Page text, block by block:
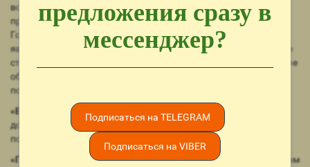
предложения сразу в
мессенджер?
Подписаться на TELEGRAM
Подписаться на VIBER
водой. Красивые островки, песчаные дюны, белые лилии в
прудах — все это делает Мобор непохожим на другие части
Гоа. Роскошные белые пески, как и все пляжи Индии,
являются здесь муниципальной собственностью — так что не
стоит обращать слишком много внимания на самодеятельные
объявления местных отелей о том, что какая-то часть
побережья предназначена исключительно для их гостей.
«Бетул» (Betul)
— самый труднодоступный пляж, куда нужно
добираться на моторной лодке. Зато в тамошних ресторанах
подают самых крупных и вкусных мидий в Гоа.
«Палолем» (Palolem)— один из самых дальних пляжей, туризм